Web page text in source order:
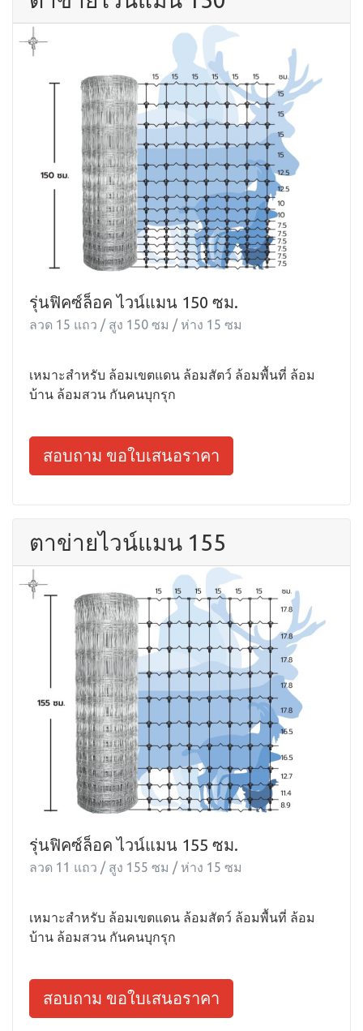
รุ่นฟิคซ์ล็อค ไวน์แมน 150 ซม.
ลวด 15 แถว / สูง 150 ซม / ห่าง 15 ซม
เหมาะสำหรับ ล้อมเขตแดน ล้อมสัตว์ ล้อมพื้นที่ ล้อม
บ้าน ล้อมสวน กันคนบุกรุก
สอบถาม ขอใบเสนอราคา
ตาข่ายไวน์แมน 155
รุ่นฟิคซ์ล็อค ไวน์แมน 155 ซม.
ลวด 11 แถว / สูง 155 ซม / ห่าง 15 ซม
เหมาะสำหรับ ล้อมเขตแดน ล้อมสัตว์ ล้อมพื้นที่ ล้อม
บ้าน ล้อมสวน กันคนบุกรุก
สอบถาม ขอใบเสนอราคา